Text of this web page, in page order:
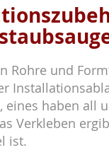
Rohre und
eines haben all
Verkleben
ist.